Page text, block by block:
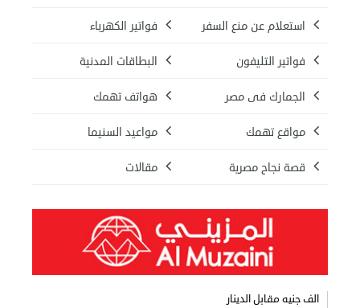
استعلام عن منع السفر فواتير الكهرباء
فواتير التليفون البطاقات المدنية
الجمارك فى مصر هواتف تهمك
مواقع تهمك مواعيد السنيما
قصة نجاح مصرية مقالات
الف جنيه مقابل الدينار